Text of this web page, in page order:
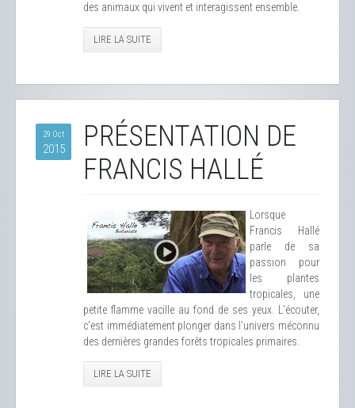
des animaux qui vivent et interagissent ensemble.
LIRE LA SUITE
29 Oct
2015
PRÉSENTATION DE
FRANCIS HALLÉ
Lorsque
Francis Hallé
parle de sa
passion pour
les plantes
tropicales, une
petite flamme vacille au fond de ses yeux. L’écouter,
c’est immédiatement plonger dans l’univers méconnu
des dernières grandes forêts tropicales primaires.
LIRE LA SUITE